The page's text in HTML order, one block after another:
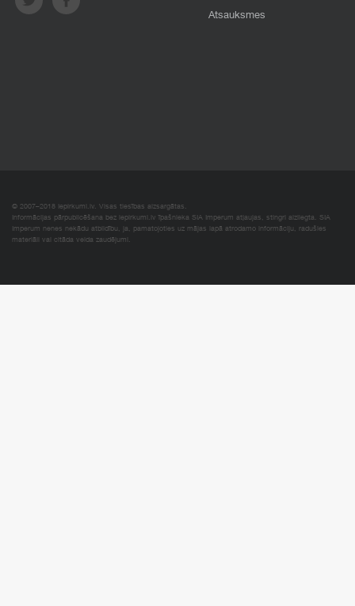
Atsauksmes
© 2007–2018 Iepirkumi.lv. Visas tiesības aizsargātas.
Informācijas pārpublicēšana bez iepirkumi.lv īpašnieka SIA Imperum atļaujas, stingri aizliegta. SIA
Imperum nenes nekādu atbildību, ja, pamatojoties uz mājas lapā atrodamo informāciju, radušies
materiāli vai citāda veida zaudējumi.